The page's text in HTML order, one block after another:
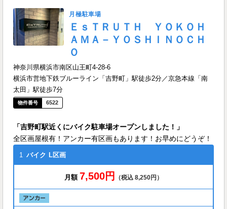
月極駐車場
ＥｓＴＲＵＴＨ ＹＯＫＯＨ
ＡＭＡ－ＹＯＳＨＩＮＯＣＨ
Ｏ
神奈川県横浜市南区山王町4-28-6
横浜市営地下鉄ブルーライン「吉野町」駅徒歩2分／京急本線「南
太田」駅徒歩7分
6522
「吉野町駅近くにバイク駐車場オープンしました！」
全区画屋根有！アンカー有区画もあります！お早めにどうぞ！
1 バイク L区画
月額 7,500円 （税込 8,250円）